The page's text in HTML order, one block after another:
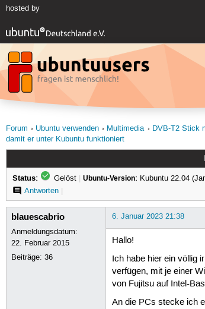
hosted by
Forum
Ubuntu verwenden Multimedia
DVB-T2 Stick
damit er unter Kubuntu funktioniert
Status: Gelöst | Ubuntu-Version: Kubuntu 22.04
Antworten|
blauescabrio
Anmeldungsdatum:
22. Februar 2015
Beiträge:36
6. Januar 2023 21:38
Hallo!
Ich habe hier ein völlig
verfügen, mit je einer
von Fujitsu auf Intel-
An die PCs stecke ich